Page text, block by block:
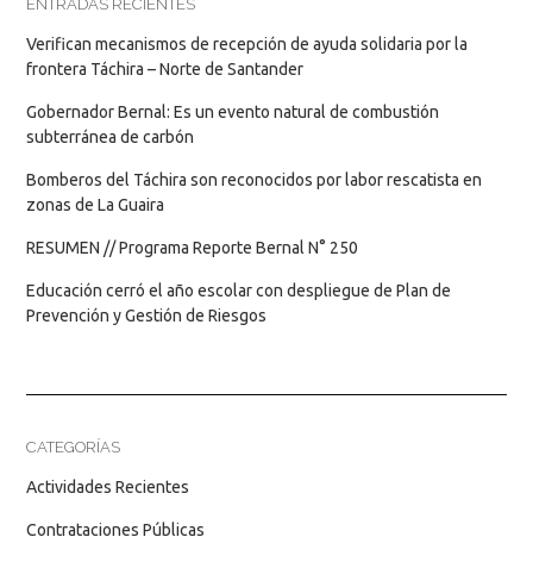
ENTRADAS RECIENTES
Verifican mecanismos de recepción de ayuda solidaria por la
frontera Táchira – Norte de Santander
Gobernador Bernal: Es un evento natural de combustión
subterránea de carbón
Bomberos del Táchira son reconocidos por labor rescatista en
zonas de La Guaira
RESUMEN // Programa Reporte Bernal N° 250
Educación cerró el año escolar con despliegue de Plan de
Prevención y Gestión de Riesgos
CATEGORÍAS
Actividades Recientes
Contrataciones Públicas